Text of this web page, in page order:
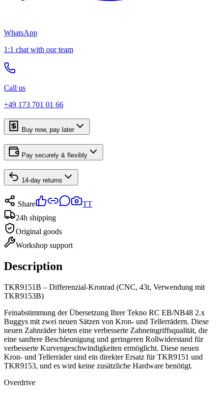
WhatsApp
1:1 chat with our team
Call us
+49 173 701 01 66
Buy now, pay later
Pay securely & flexibly
14-day returns
Share
TT
24h shipping
Original goods
Workshop support
Description
TKR9151B – Differenzial-Kronrad (CNC, 43t, Verwendung mit
TKR9153B)
Feinabstimmung der Übersetzung Ihrer Tekno RC EB/NB48 2.x
Buggys mit zwei neuen Sätzen von Kron- und Tellerrädern. Diese
neuen Zahnräder bieten eine verbesserte Zahneingriffsqualität, die
eine sanftere Beschleunigung und geringeren Rollwiderstand für
verbesserte Kurvengeschwindigkeiten ermöglicht. Diese neuen
Kron- und Tellerräder sind ein direkter Ersatz für TKR9151 und
TKR9153, und es wird keine zusätzliche Hardware benötigt.
Overdrive